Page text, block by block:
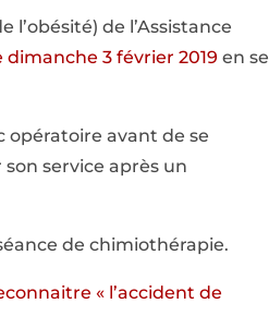
de l’Assistance
dimanche 3 février 2019 en se
opératoire avant de se
service après un
de chimiothérapie.
« l’accident de